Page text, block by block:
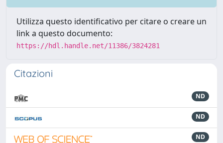
Utilizza questo identificativo per citare o creare un
link a questo documento:
https://hdl.handle.net/11386/3824281
Citazioni
ND
ND
ND